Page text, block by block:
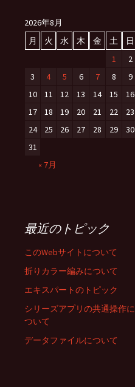
2026年8月
月
火 水 木 金 土
日
1
2
3
4 5 6 7 8
9
10
11 12 13 14 15
16
17
18 19 20 21 22
23
24
25 26 27 28 29
30
31
« 7月
最近のトピック
このWebサイトについて
折りカラー編みについて
エキスパートのトピック
シリーズアプリの共通操作に
ついて
データファイルについて